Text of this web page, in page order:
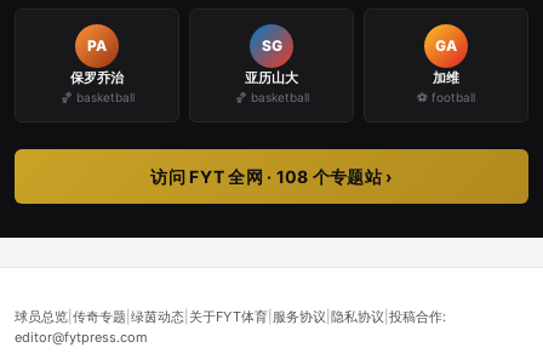
PA
保罗乔治
🏀 basketball
SG
亚历山大
🏀 basketball
GA
加维
⚽ football
访问 FYT 全网 · 108 个专题站 ›
球员总览 传奇专题 绿茵动态 关于FYT体育 服务协议 隐私协议 投稿合作:
editor@fytpress.com